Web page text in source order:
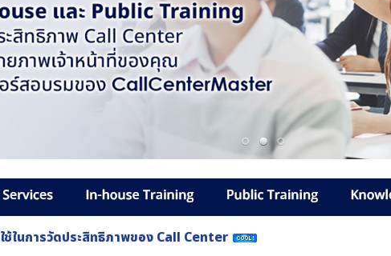
ในการวัดประสิทธิภาพของ Call Center